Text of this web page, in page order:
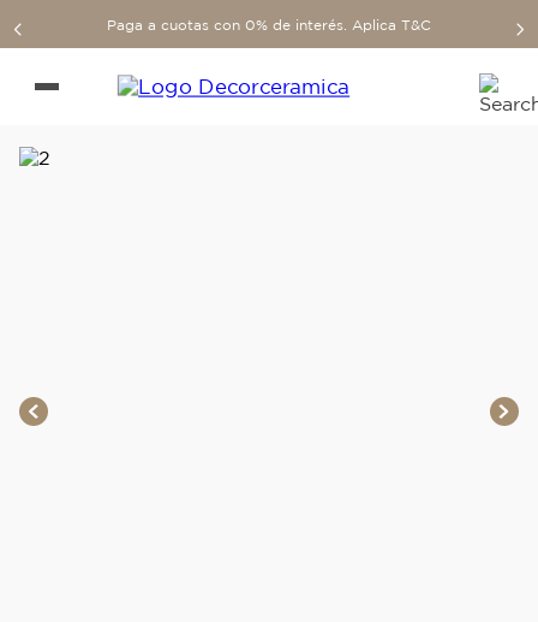
Paga a cuotas con 0% de interés. Aplica T&C